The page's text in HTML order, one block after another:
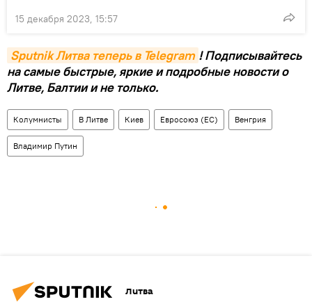
15 декабря 2023, 15:57
Sputnik Литва теперь в Telegram ! Подписывайтесь
на самые быстрые, яркие и подробные новости о
Литве, Балтии и не только.
Колумнисты В Литве Киев Евросоюз (ЕС) Венгрия
Владимир Путин
Литва